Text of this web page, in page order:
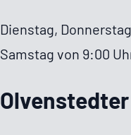
Dienstag,
Samstag von 9:00